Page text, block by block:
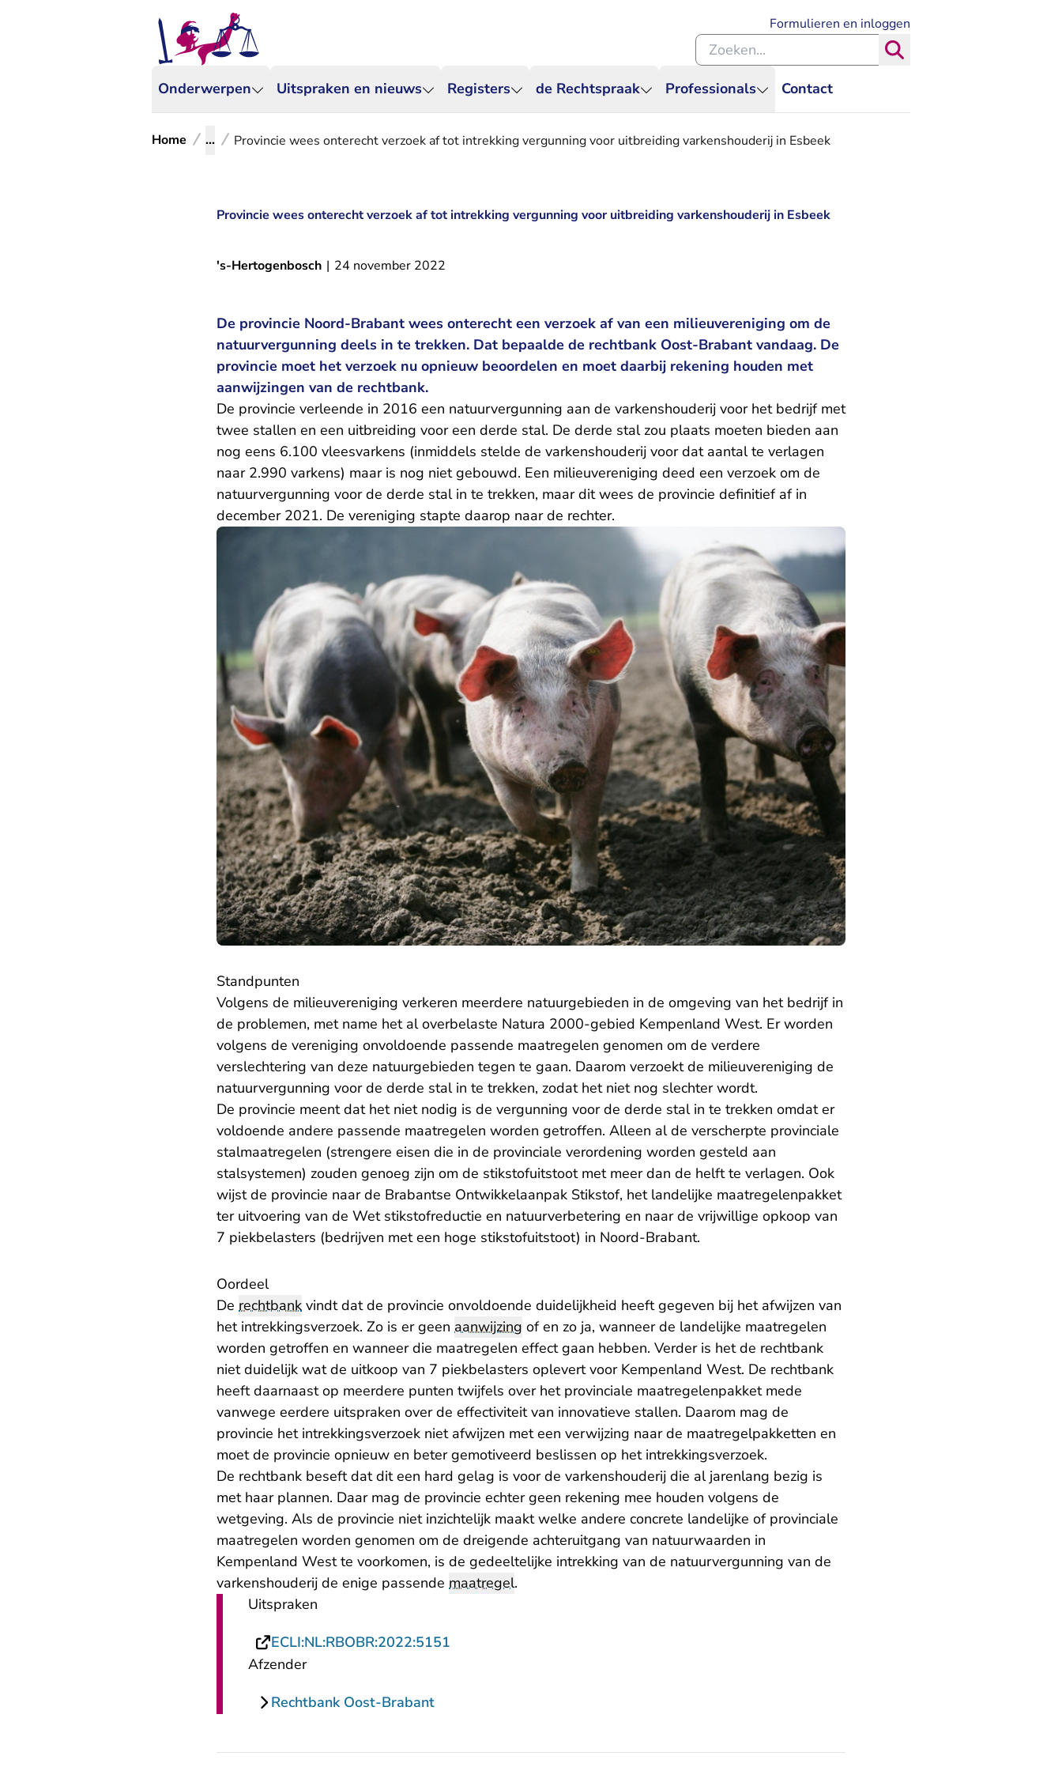
Onderwerpen Uitspraken en nieuws Registers de Rechtspraak Professionals Contact
Formulieren en inloggen
Zoeken binnen de Rechtspraak
Home ... Provincie wees onterecht verzoek af tot intrekking vergunning voor uitbreiding varkenshouderij in Esbeek
Provincie wees onterecht verzoek af tot intrekking vergunning voor uitbreiding varkenshouderij in Esbeek
's-Hertogenbosch | 24 november 2022
De provincie Noord-Brabant wees onterecht een verzoek af van een milieuvereniging om de
natuurvergunning deels in te trekken. Dat bepaalde de rechtbank Oost-Brabant vandaag. De
provincie moet het verzoek nu opnieuw beoordelen en moet daarbij rekening houden met
aanwijzingen van de rechtbank.
De provincie verleende in 2016 een natuurvergunning aan de varkenshouderij voor het bedrijf met
twee stallen en een uitbreiding voor een derde stal. De derde stal zou plaats moeten bieden aan
nog eens 6.100 vleesvarkens (inmiddels stelde de varkenshouderij voor dat aantal te verlagen
naar 2.990 varkens) maar is nog niet gebouwd. Een milieuvereniging deed een verzoek om de
natuurvergunning voor de derde stal in te trekken, maar dit wees de provincie definitief af in
december 2021. De vereniging stapte daarop naar de rechter.
Standpunten
Volgens de milieuvereniging verkeren meerdere natuurgebieden in de omgeving van het bedrijf in
de problemen, met name het al overbelaste Natura 2000-gebied Kempenland West. Er worden
volgens de vereniging onvoldoende passende maatregelen genomen om de verdere
verslechtering van deze natuurgebieden tegen te gaan. Daarom verzoekt de milieuvereniging de
natuurvergunning voor de derde stal in te trekken, zodat het niet nog slechter wordt.
De provincie meent dat het niet nodig is de vergunning voor de derde stal in te trekken omdat er
voldoende andere passende maatregelen worden getroffen. Alleen al de verscherpte provinciale
stalmaatregelen (strengere eisen die in de provinciale verordening worden gesteld aan
stalsystemen) zouden genoeg zijn om de stikstofuitstoot met meer dan de helft te verlagen. Ook
wijst de provincie naar de Brabantse Ontwikkelaanpak Stikstof, het landelijke maatregelenpakket
ter uitvoering van de Wet stikstofreductie en natuurverbetering en naar de vrijwillige opkoop van
7 piekbelasters (bedrijven met een hoge stikstofuitstoot) in Noord-Brabant.
Oordeel
De rechtbank vindt dat de provincie onvoldoende duidelijkheid heeft gegeven bij het afwijzen van
het intrekkingsverzoek. Zo is er geen aanwijzing of en zo ja, wanneer de landelijke maatregelen
worden getroffen en wanneer die maatregelen effect gaan hebben. Verder is het de rechtbank
niet duidelijk wat de uitkoop van 7 piekbelasters oplevert voor Kempenland West. De rechtbank
heeft daarnaast op meerdere punten twijfels over het provinciale maatregelenpakket mede
vanwege eerdere uitspraken over de effectiviteit van innovatieve stallen. Daarom mag de
provincie het intrekkingsverzoek niet afwijzen met een verwijzing naar de maatregelpakketten en
moet de provincie opnieuw en beter gemotiveerd beslissen op het intrekkingsverzoek.
De rechtbank beseft dat dit een hard gelag is voor de varkenshouderij die al jarenlang bezig is
met haar plannen. Daar mag de provincie echter geen rekening mee houden volgens de
wetgeving. Als de provincie niet inzichtelijk maakt welke andere concrete landelijke of provinciale
maatregelen worden genomen om de dreigende achteruitgang van natuurwaarden in
Kempenland West te voorkomen, is de gedeeltelijke intrekking van de natuurvergunning van de
varkenshouderij de enige passende maatregel.
Uitspraken
ECLI:NL:RBOBR:2022:5151
Afzender
Rechtbank Oost-Brabant